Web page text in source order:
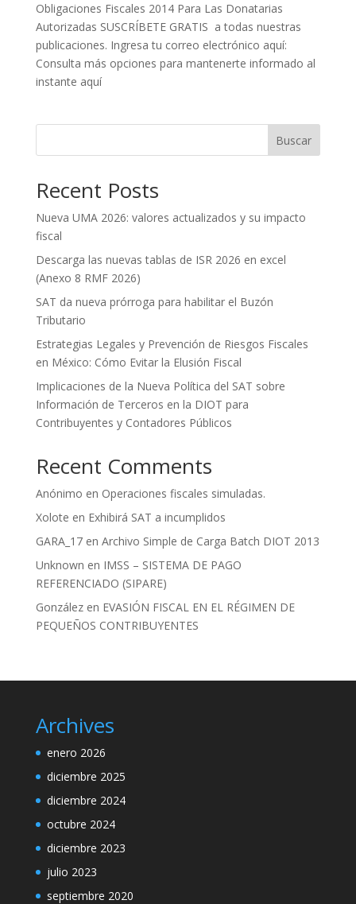
Obligaciones Fiscales 2014 Para Las Donatarias
Autorizadas SUSCRÍBETE GRATIS a todas nuestras
publicaciones. Ingresa tu correo electrónico aquí:
Consulta más opciones para mantenerte informado al
instante aquí
Buscar
Recent Posts
Nueva UMA 2026: valores actualizados y su impacto
fiscal
Descarga las nuevas tablas de ISR 2026 en excel
(Anexo 8 RMF 2026)
SAT da nueva prórroga para habilitar el Buzón
Tributario
Estrategias Legales y Prevención de Riesgos Fiscales
en México: Cómo Evitar la Elusión Fiscal
Implicaciones de la Nueva Política del SAT sobre
Información de Terceros en la DIOT para
Contribuyentes y Contadores Públicos
Recent Comments
Anónimo en Operaciones fiscales simuladas.
Xolote en Exhibirá SAT a incumplidos
GARA_17en Archivo Simple de Carga Batch DIOT 2013
Unknown en IMSS – SISTEMA DE PAGO
REFERENCIADO (SIPARE)
Gonzálezen EVASIÓN FISCAL EN EL RÉGIMEN DE
PEQUEÑOS CONTRIBUYENTES
Archives
enero 2026
diciembre 2025
diciembre 2024
octubre 2024
diciembre 2023
julio 2023
septiembre 2020